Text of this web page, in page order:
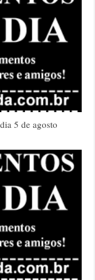
5 de agosto